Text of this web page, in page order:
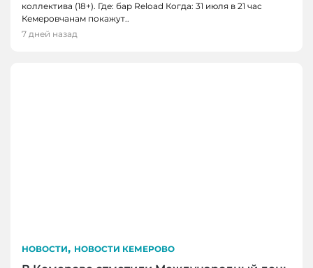
коллектива (18+). Где: бар Reload Когда: 31 июля в 21 час
Кемеровчанам покажут..
7 дней назад
НОВОСТИ, НОВОСТИ КЕМЕРОВО